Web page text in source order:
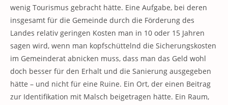
wenig Tourismus gebracht hätte. Eine Aufgabe, bei deren
insgesamt für die Gemeinde durch die Förderung des
Landes relativ geringen Kosten man in 10 oder 15 Jahren
sagen wird, wenn man kopfschüttelnd die Sicherungskosten
im Gemeinderat abnicken muss, dass man das Geld wohl
doch besser für den Erhalt und die Sanierung ausgegeben
hätte – und nicht für eine Ruine. Ein Ort, der einen Beitrag
zur Identifikation mit Malsch beigetragen hätte. Ein Raum,